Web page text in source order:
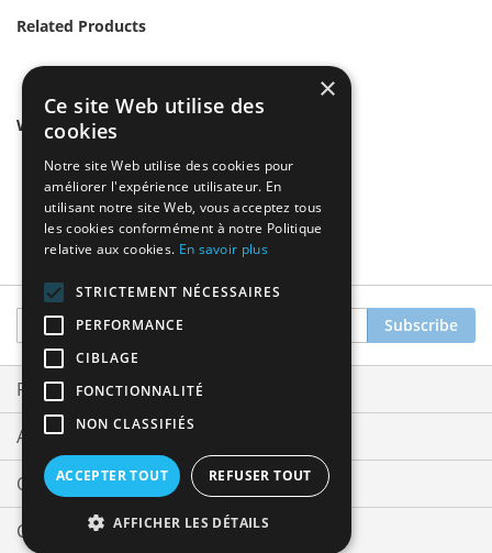
Related Products
We found other products you might like!
Sign
Up
for
Our
Newsletter:
Subscribe
Privacy and Cookie Policy
Advanced Search
Orders and Returns
Contact Us
×
Ce site Web utilise des
cookies
Notre site Web utilise des cookies pour
améliorer l'expérience utilisateur. En
utilisant notre site Web, vous acceptez tous
les cookies conformément à notre Politique
relative aux cookies. En savoir plus
STRICTEMENT NÉCESSAIRES
PERFORMANCE
CIBLAGE
FONCTIONNALITÉ
NON CLASSIFIÉS
ACCEPTER TOUT REFUSER TOUT
AFFICHER LES DÉTAILS